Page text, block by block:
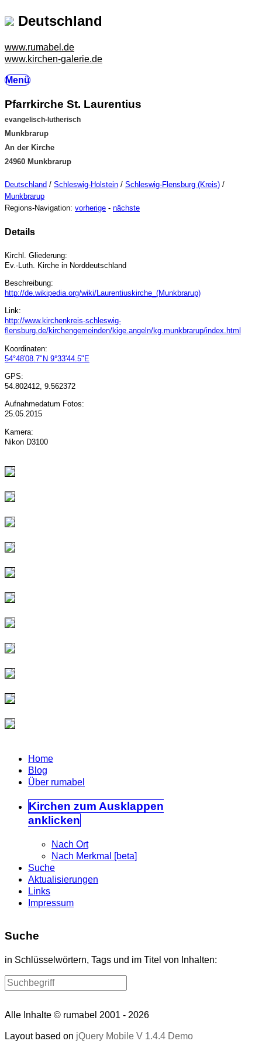
Deutschland
www.rumabel.de
www.kirchen-galerie.de
Menü
Pfarrkirche St. Laurentius
evangelisch-lutherisch
Munkbrarup
An der Kirche
24960 Munkbrarup
Deutschland / Schleswig-Holstein / Schleswig-Flensburg (Kreis) /
Munkbrarup
Regions-Navigation: vorherige - nächste
Details
Kirchl. Gliederung:
Ev.-Luth. Kirche in Norddeutschland
Beschreibung:
http://de.wikipedia.org/wiki/Laurentiuskirche_(Munkbrarup)
Link:
http://www.kirchenkreis-schleswig-
flensburg.de/kirchengemeinden/kige.angeln/kg.munkbrarup/index.html
Koordinaten:
54°48'08.7"N 9°33'44.5"E
GPS:
54.802412, 9.562372
Aufnahmedatum Fotos:
25.05.2015
Kamera:
Nikon D3100
Home
Blog
Über rumabel
Kirchen zum Ausklappen
anklicken
Nach Ort
Nach Merkmal [beta]
Suche
Aktualisierungen
Links
Impressum
Suche
in Schlüsselwörtern, Tags und im Titel von Inhalten:
Alle Inhalte © rumabel 2001 - 2026
Layout based on jQuery Mobile V 1.4.4 Demo